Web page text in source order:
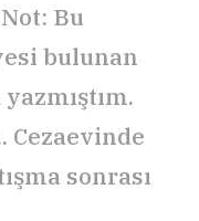
Bu
bulunan
Cezaevinde
sonrası